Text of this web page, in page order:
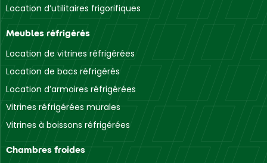
Location d’utilitaires frigorifiques
Meubles réfrigérés
Location de vitrines réfrigérées
Location de bacs réfrigérés
Location d’armoires réfrigérées
Vitrines réfrigérées murales
Vitrines à boissons réfrigérées
Chambres froides